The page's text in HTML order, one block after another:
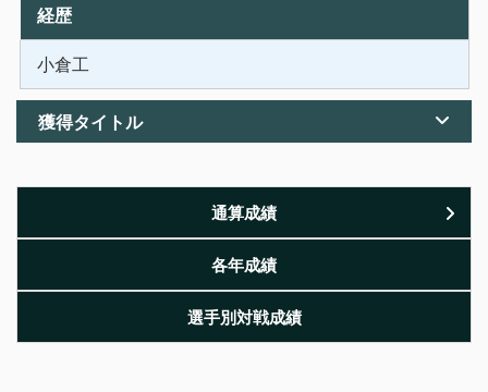
経歴
小倉工
獲得タイトル
通算成績
各年成績
選手別対戦成績